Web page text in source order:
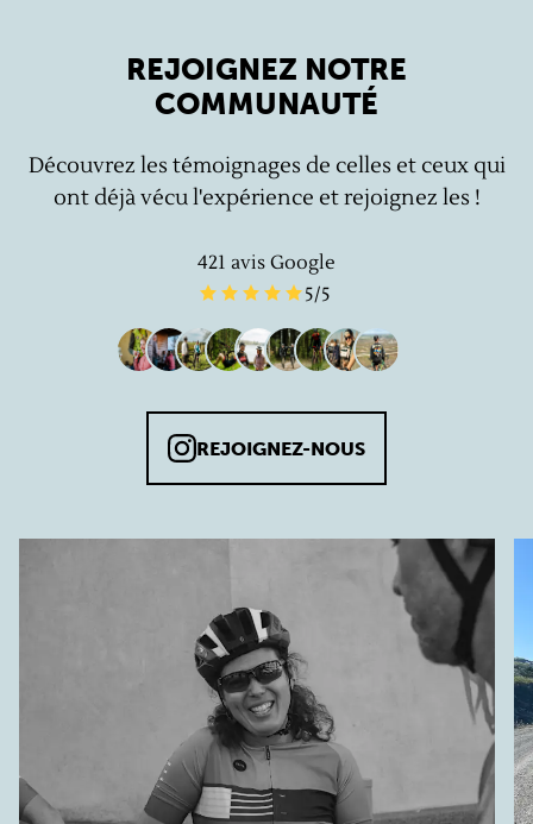
REJOIGNEZ NOTRE
COMMUNAUTÉ
Découvrez les témoignages de celles et ceux qui
ont déjà vécu l'expérience et rejoignez les !
421 avis Google
5/5
REJOIGNEZ-NOUS